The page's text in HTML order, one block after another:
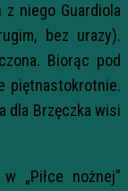
niego Guardiola
bez urazy).
Biorąc pod
piętnastokrotnie.
dla Brzęczka wisi
„Piłce nożnej”